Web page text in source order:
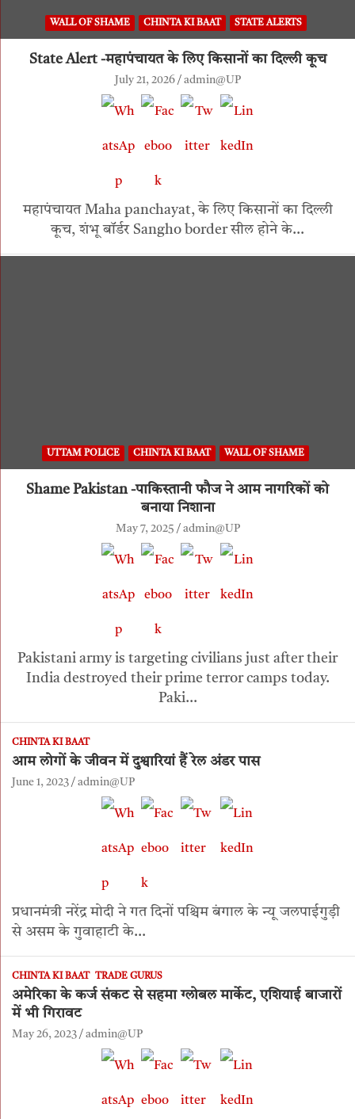
WALL OF SHAME CHINTA KI BAAT STATE ALERTS
State Alert -महापंचायत के लिए किसानों का दिल्ली कूच
July 21, 2026 admin@UP
महापंचायत Maha panchayat, के लिए किसानों का दिल्ली
कूच, शंभू बॉर्डर Sangho border सील होने के…
UTTAM POLICE CHINTA KI BAAT WALL OF SHAME
Shame Pakistan -पाकिस्तानी फौज ने आम नागरिकों को
बनाया निशाना
May 7, 2025 admin@UP
Pakistani army is targeting civilians just after their
India destroyed their prime terror camps today.
Paki…
CHINTA KI BAAT
आम लोगों के जीवन में दुश्वारियां हैं रेल अंडर पास
June 1, 2023 admin@UP
प्रधानमंत्री नरेंद्र मोदी ने गत दिनों पश्चिम बंगाल के न्यू जलपाईगुड़ी
से असम के गुवाहाटी के…
CHINTA KI BAAT TRADE GURUS
अमेरिका के कर्ज संकट से सहमा ग्लोबल मार्केट, एशियाई बाजारों
में भी गिरावट
May 26, 2023 admin@UP